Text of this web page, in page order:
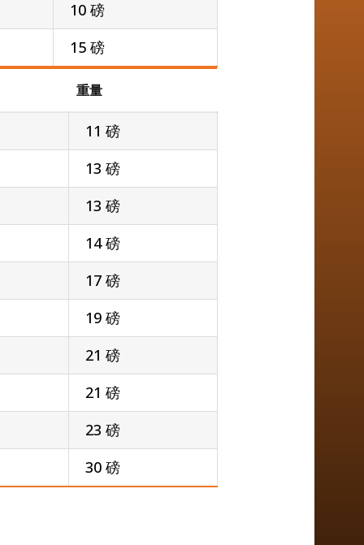
10 磅
15 磅
重量
11 磅
13 磅
13 磅
14 磅
17 磅
19 磅
21 磅
21 磅
23 磅
30 磅